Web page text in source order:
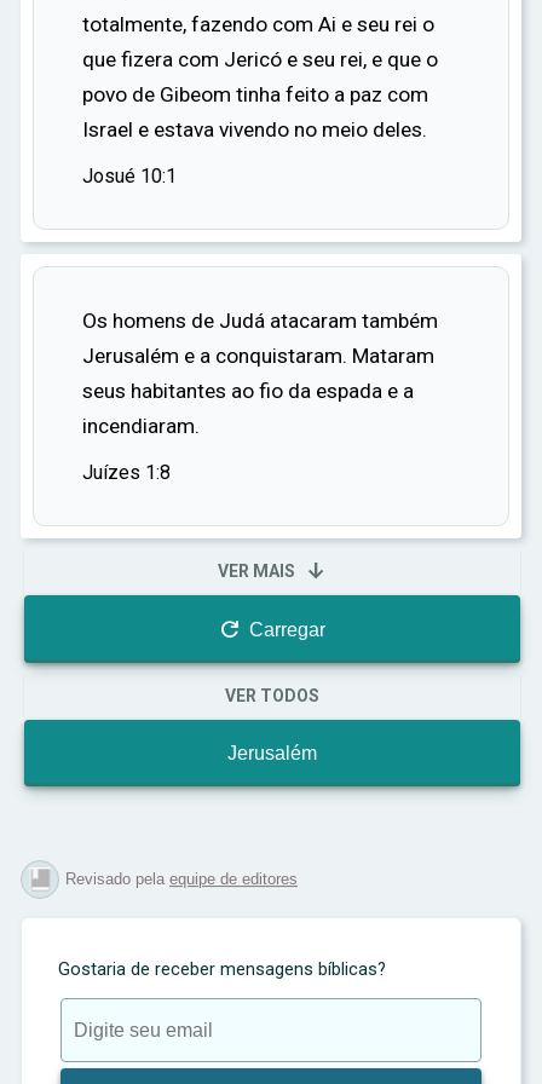
ocorreram em Jerusalém, solidificando a
cidade como o centro da fé cristã.
No entanto, a história de Jerusalém não termina
aí. A cidade continua a ser um lugar sagrado
para judeus, cristãos e muçulmanos, cada um
Apesar dos conflitos e disputas que marcaram
símbolo de fé, esperança e paz.
A história de Jerusalém é uma história de fé e
perseverança, de triunfo e tragédia. É uma
história que reflete a jornada espiritual da
humanidade e a busca constante por Deus. E,
escrita, à medida que a cidade de Jerusalém
continua a desempenhar seu papel como o
totalmente, fazendo com Ai e seu rei o
que fizera com Jericó e seu rei, e que o
povo de Gibeom tinha feito a paz com
Israel e estava vivendo no meio deles.
Josué 10:1
Os homens de Judá atacaram também
Jerusalém e a conquistaram. Mataram
seus habitantes ao fio da espada e a
incendiaram.
Juízes 1:8
VER MAIS 
 Carregar
VER TODOS
Jerusalém
Revisado pela equipe de editores
Gostaria de receber mensagens bíblicas?